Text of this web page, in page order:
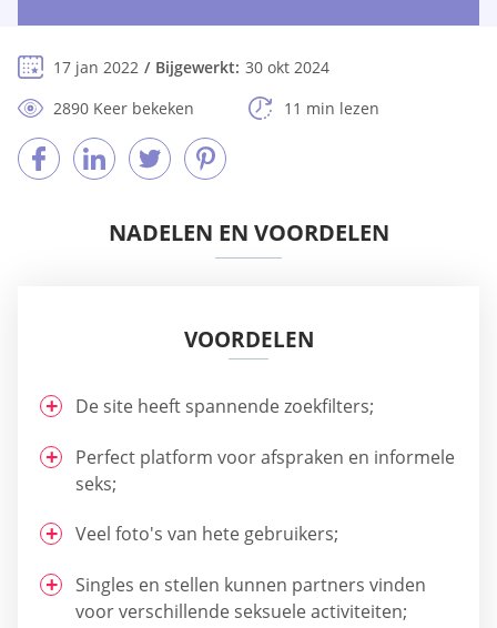
17 jan 2022 Bijgewerkt: 30 okt 2024
2890 Keer bekeken
11 min lezen
NADELEN EN VOORDELEN
VOORDELEN
De site heeft spannende zoekfilters;
Perfect platform voor afspraken en informele
seks;
Veel foto's van hete gebruikers;
Singles en stellen kunnen partners vinden
voor verschillende seksuele activiteiten;